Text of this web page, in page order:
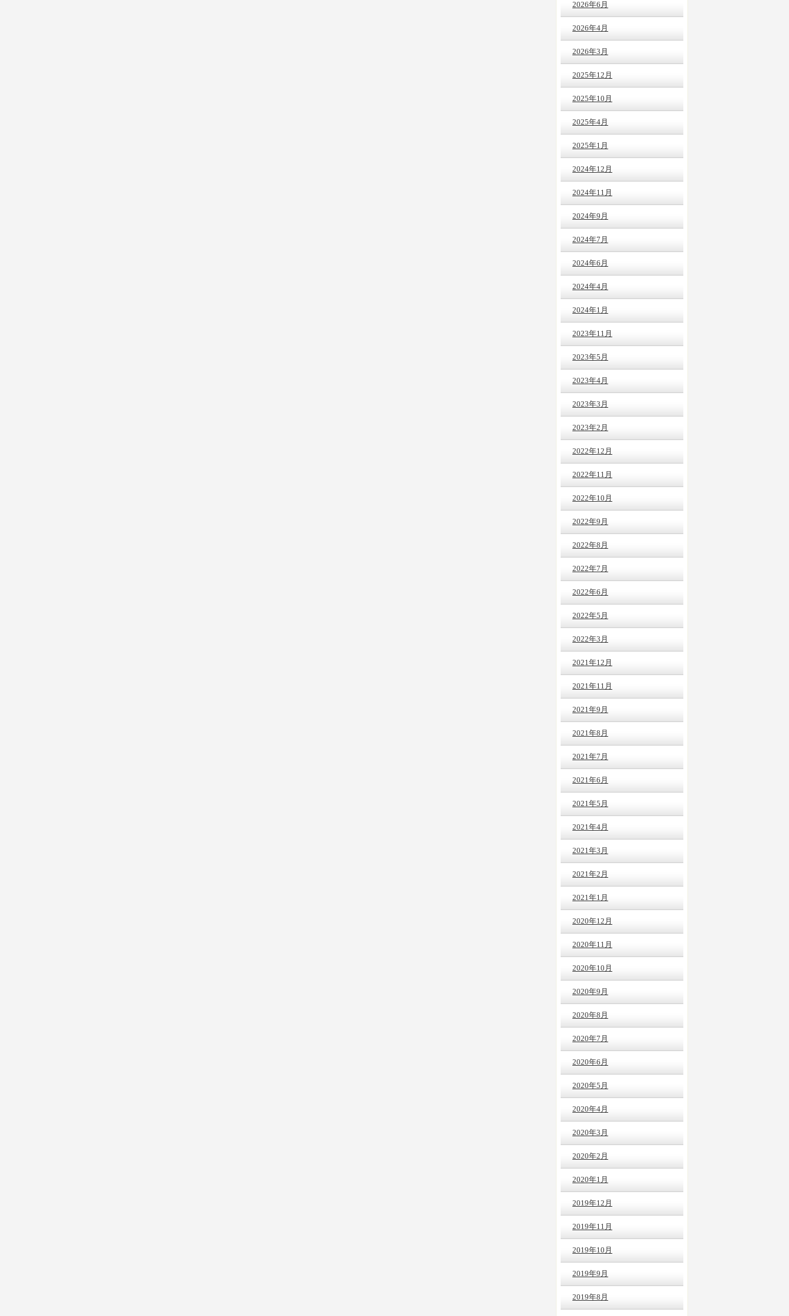
2026年6月
2026年4月
2026年3月
2025年12月
2025年10月
2025年4月
2025年1月
2024年12月
2024年11月
2024年9月
2024年7月
2024年6月
2024年4月
2024年1月
2023年11月
2023年5月
2023年4月
2023年3月
2023年2月
2022年12月
2022年11月
2022年10月
2022年9月
2022年8月
2022年7月
2022年6月
2022年5月
2022年3月
2021年12月
2021年11月
2021年9月
2021年8月
2021年7月
2021年6月
2021年5月
2021年4月
2021年3月
2021年2月
2021年1月
2020年12月
2020年11月
2020年10月
2020年9月
2020年8月
2020年7月
2020年6月
2020年5月
2020年4月
2020年3月
2020年2月
2020年1月
2019年12月
2019年11月
2019年10月
2019年9月
2019年8月